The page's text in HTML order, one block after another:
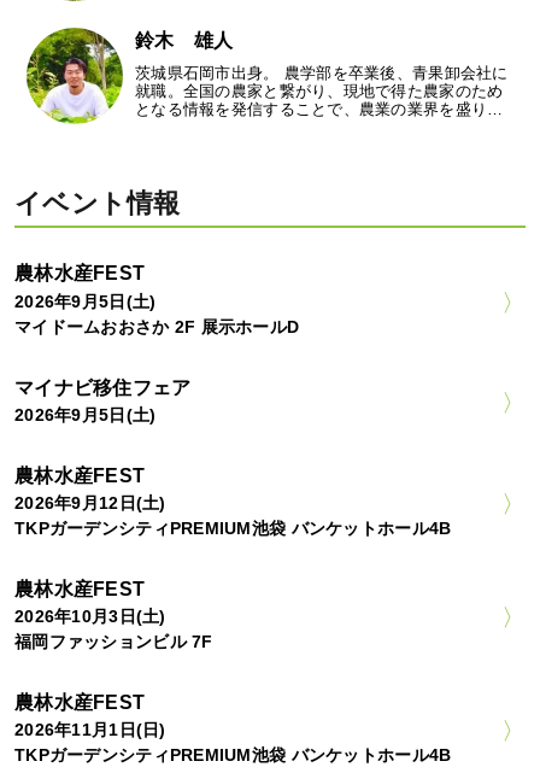
鈴木 雄人
茨城県石岡市出身。 農学部を卒業後、青果卸会社に
就職。全国の農家と繋がり、現地で得た農家のため
となる情報を発信することで、農業の業界を盛り…
イベント情報
農林水産FEST
2026年9月5日(土)
マイドームおおさか 2F 展示ホールD
マイナビ移住フェア
2026年9月5日(土)
農林水産FEST
2026年9月12日(土)
TKPガーデンシティPREMIUM池袋 バンケットホール4B
農林水産FEST
2026年10月3日(土)
福岡ファッションビル 7F
農林水産FEST
2026年11月1日(日)
TKPガーデンシティPREMIUM池袋 バンケットホール4B